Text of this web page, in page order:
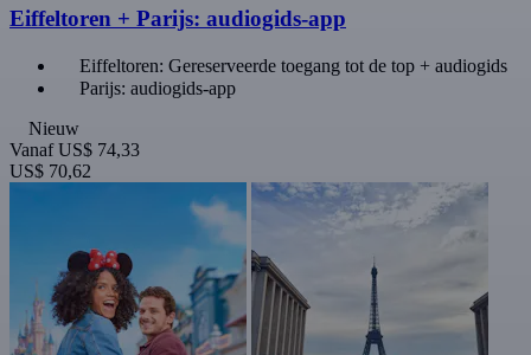
Eiffeltoren + Parijs: audiogids-app
Eiffeltoren: Gereserveerde toegang tot de top + audiogids
Parijs: audiogids-app
Nieuw
Vanaf US$ 74,33
US$ 70,62